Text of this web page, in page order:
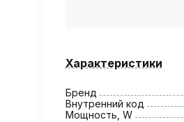
Характеристики
Бренд
Внутренний код
Мощность, W